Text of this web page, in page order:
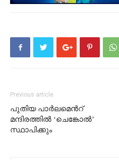
Previous article
പുതിയ പാർലമെന്‍റ്
മന്ദിരത്തിൽ ‘ചെങ്കോൽ’
സ്ഥാപിക്കും